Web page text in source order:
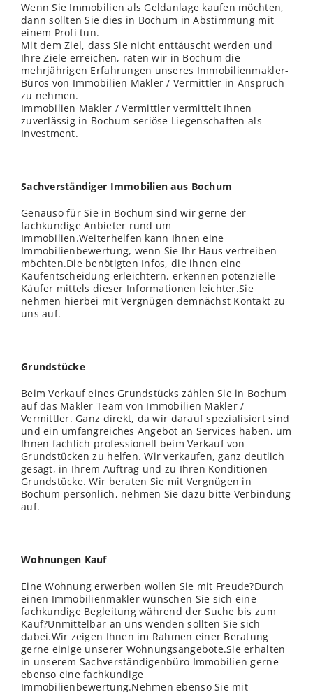
Wenn Sie Immobilien als Geldanlage kaufen möchten,
dann sollten Sie dies in Bochum in Abstimmung mit
einem Profi tun.
Mit dem Ziel, dass Sie nicht enttäuscht werden und
Ihre Ziele erreichen, raten wir in Bochum die
mehrjährigen Erfahrungen unseres Immobilienmakler-
Büros von Immobilien Makler / Vermittler in Anspruch
zu nehmen.
Immobilien Makler / Vermittler vermittelt Ihnen
zuverlässig in Bochum seriöse Liegenschaften als
Investment.
Sachverständiger Immobilien aus Bochum
Genauso für Sie in Bochum sind wir gerne der
fachkundige Anbieter rund um
Immobilien.Weiterhelfen kann Ihnen eine
Immobilienbewertung, wenn Sie Ihr Haus vertreiben
möchten.Die benötigten Infos, die ihnen eine
Kaufentscheidung erleichtern, erkennen potenzielle
Käufer mittels dieser Informationen leichter.Sie
nehmen hierbei mit Vergnügen demnächst Kontakt zu
uns auf.
Grundstücke
Beim Verkauf eines Grundstücks zählen Sie in Bochum
auf das Makler Team von Immobilien Makler /
Vermittler. Ganz direkt, da wir darauf spezialisiert sind
und ein umfangreiches Angebot an Services haben, um
Ihnen fachlich professionell beim Verkauf von
Grundstücken zu helfen. Wir verkaufen, ganz deutlich
gesagt, in Ihrem Auftrag und zu Ihren Konditionen
Grundstücke. Wir beraten Sie mit Vergnügen in
Bochum persönlich, nehmen Sie dazu bitte Verbindung
auf.
Wohnungen Kauf
Eine Wohnung erwerben wollen Sie mit Freude?Durch
einen Immobilienmakler wünschen Sie sich eine
fachkundige Begleitung während der Suche bis zum
Kauf?Unmittelbar an uns wenden sollten Sie sich
dabei.Wir zeigen Ihnen im Rahmen einer Beratung
gerne einige unserer Wohnungsangebote.Sie erhalten
in unserem Sachverständigenbüro Immobilien gerne
ebenso eine fachkundige
Immobilienbewertung.Nehmen ebenso Sie mit